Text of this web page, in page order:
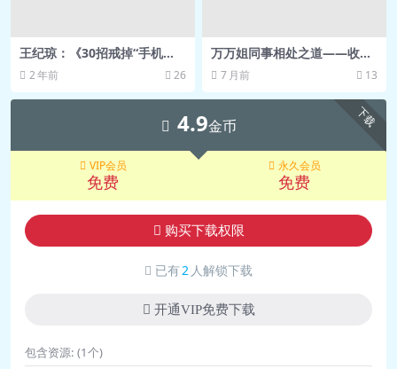
王纪琼：《30招戒掉“手机
瘾”》不吵不闹放下手机
2 年前 26
万万姐同事相处之道——收获
良好人际关系
7 月前 13
下载
4.9金币
VIP会员
免费
永久会员
免费
购买下载权限
已有2 人解锁下载
开通VIP免费下载
包含资源: (1个)